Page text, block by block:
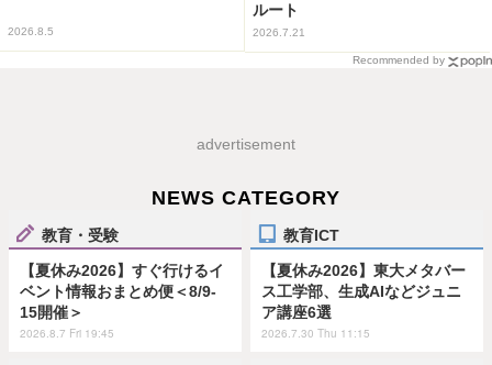
2026.8.5
ルート
2026.7.21
Recommended by
advertisement
NEWS CATEGORY
教育・受験
【夏休み2026】すぐ行けるイ
ベント情報おまとめ便＜8/9-
15開催＞
2026.8.7 Fri 19:45
教育ICT
【夏休み2026】東大メタバー
ス工学部、生成AIなどジュニ
ア講座6選
2026.7.30 Thu 11:15